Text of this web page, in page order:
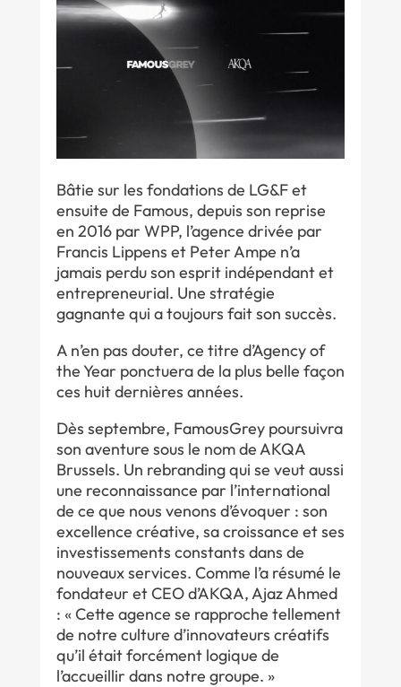
Bâtie sur les fondations de LG&F et
ensuite de Famous, depuis son reprise
en 2016 par WPP, l’agence drivée par
Francis Lippens et Peter Ampe n’a
jamais perdu son esprit indépendant et
entrepreneurial. Une stratégie
gagnante qui a toujours fait son succès.
A n’en pas douter, ce titre d’Agency of
the Year ponctuera de la plus belle façon
ces huit dernières années.
Dès septembre, FamousGrey poursuivra
son aventure sous le nom de AKQA
Brussels. Un rebranding qui se veut aussi
une reconnaissance par l’international
de ce que nous venons d’évoquer : son
excellence créative, sa croissance et ses
investissements constants dans de
nouveaux services. Comme l’a résumé le
fondateur et CEO d’AKQA, Ajaz Ahmed
: « Cette agence se rapproche tellement
de notre culture d’innovateurs créatifs
qu’il était forcément logique de
l’accueillir dans notre groupe. »